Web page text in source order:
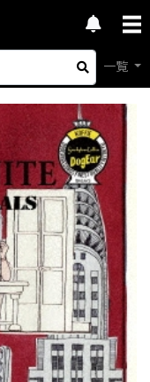
一覧